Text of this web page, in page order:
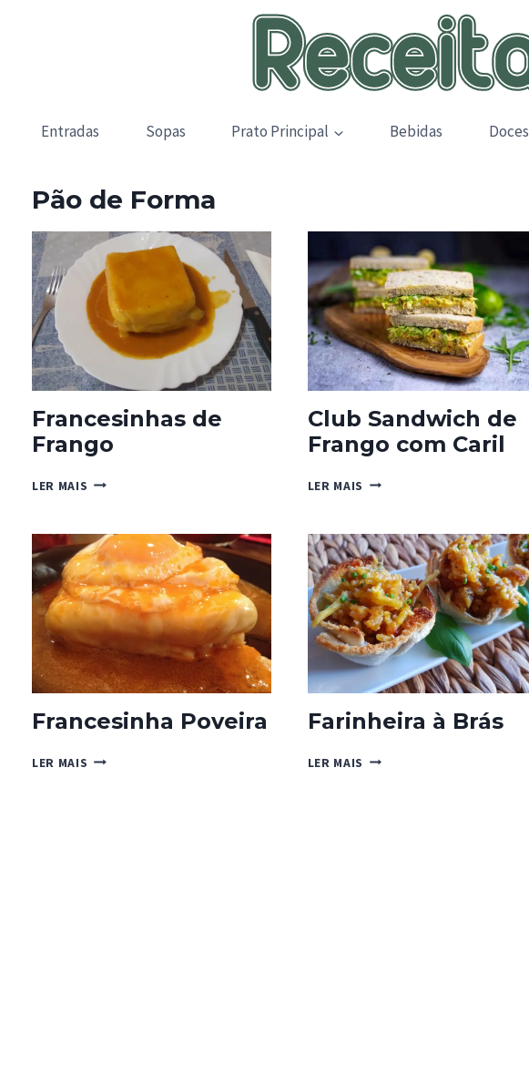
Entradas Sopas Prato Principal Bebidas Doces
Pão de Forma
Francesinhas de
Frango
LER MAIS FRANCESINHAS
Club Sandwich de
Frango com Caril
LER MAIS CLUB
FRANGO
COM
CARIL
Francesinha Poveira
LER MAIS FRANCESINHA
Farinheira à Brás
LER MAIS FARINHEIRA